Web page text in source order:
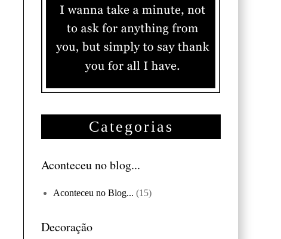
Categorias
Aconteceu no blog...
Aconteceu no Blog... (15)
Decoração